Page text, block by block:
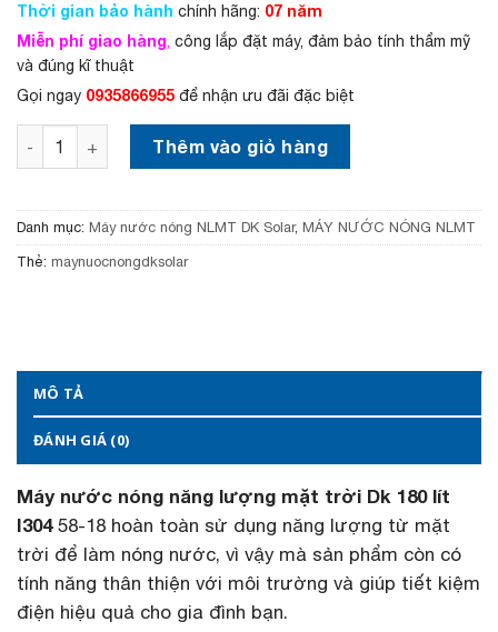
,
2
5
0
,
₫
l
à
:
,
0
,
0
0
₫
Thời gian bảo hành chính hãng: 07 năm
Miễn phí giao hàng, công lắp đặt máy, đảm bảo tính thẩm mỹ
và đúng kĩ thuật
Gọi ngay 0935866955 để nhận ưu đãi đặc biệt
Máy nước nóng năng lượng mặt trời DK Solar 180 lít I304
Thêm vào giỏ hàng
Danh mục: Máy nước nóng NLMT DK Solar, MÁY NƯỚC NÓNG NLMT
Thẻ: maynuocnongdksolar
MÔ TẢ
ĐÁNH GIÁ (0)
Máy nước nóng năng lượng mặt trời Dk 180 lít
I30458-18 hoàn toàn sử dụng năng lượng từ mặt
trời để làm nóng nước, vì vậy mà sản phẩm còn có
tính năng thân thiện với môi trường và giúp tiết kiệm
điện hiệu quả cho gia đình bạn.